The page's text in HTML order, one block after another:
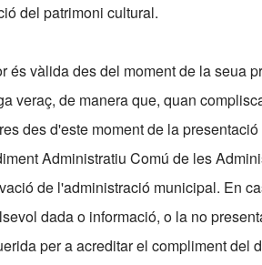
del patrimoni cultural.
és vàlida des del moment de la seua
veraç, de manera que, quan
des d'este moment de la
Administratiu Comú de les
de l'administració municipal. En
dada o informació, o la no
per a acreditar el compliment del